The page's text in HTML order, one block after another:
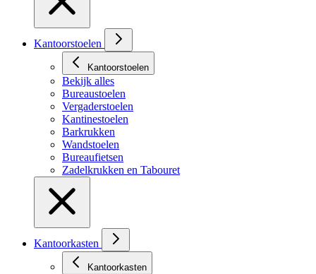
Kantoorstoelen
Kantoorstoelen
Bekijk alles
Bureaustoelen
Vergaderstoelen
Kantinestoelen
Barkrukken
Wandstoelen
Bureaufietsen
Zadelkrukken en Tabouret
Kantoorkasten
Kantoorkasten